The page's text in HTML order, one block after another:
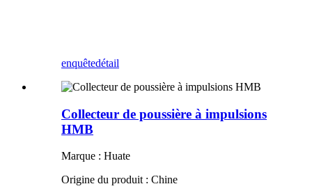
enquêtedétail
Collecteur de poussière à impulsions
HMB
Marque : Huate
Origine du produit : Chine